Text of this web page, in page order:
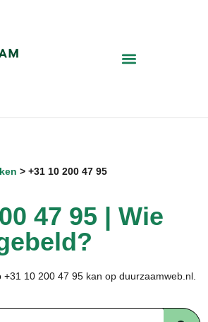
+31 10 200 47 95
47 95 | Wie
10 200 47 95 kan op duurzaamweb.nl.